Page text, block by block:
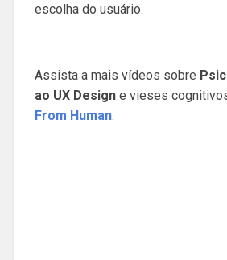
escolha do usuário.
Assista a mais vídeos sobre
ao UX Designe vieses
From Human.